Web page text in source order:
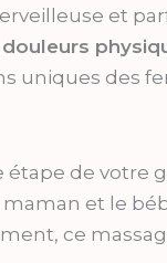
et
douleurs
uniques des
étape de votre
et le
ce